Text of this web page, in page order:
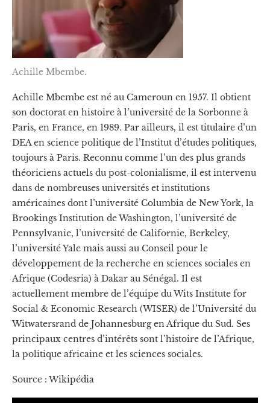
Achille Mbembe.
Achille Mbembe est né au Cameroun en 1957. Il obtient
son doctorat en histoire à l’université de la Sorbonne à
Paris, en France, en 1989. Par ailleurs, il est titulaire d’un
DEA en science politique de l’Institut d’études politiques,
toujours à Paris. Reconnu comme l’un des plus grands
théoriciens actuels du post-colonialisme, il est intervenu
dans de nombreuses universités et institutions
américaines dont l’université Columbia de New York, la
Brookings Institution de Washington, l’université de
Pennsylvanie, l’université de Californie, Berkeley,
l’université Yale mais aussi au Conseil pour le
développement de la recherche en sciences sociales en
Afrique (Codesria) à Dakar au Sénégal. Il est
actuellement membre de l’équipe du Wits Institute for
Social & Economic Research (WISER) de l’Université du
Witwatersrand de Johannesburg en Afrique du Sud. Ses
principaux centres d’intérêts sont l’histoire de l’Afrique,
la politique africaine et les sciences sociales.
Source : Wikipédia